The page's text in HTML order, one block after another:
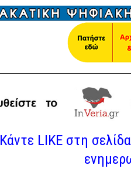
Κάντε LIKE στη